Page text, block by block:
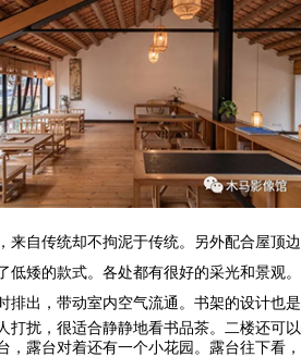
来自传统却不拘泥于传统。另外配合屋顶边
低矮的款式。各处都有很好的采光和景观。
排出，带动室内空气流通。 书架的设计也是
打扰，很适合静静地看书品茶。二楼还可以
，露台对着还有一个小花园。露台往下看，